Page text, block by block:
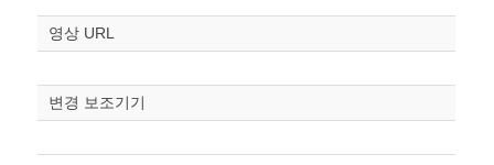
조정
영상 URL
변경 보조기기